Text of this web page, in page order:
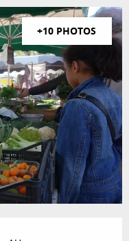
+10 PHOTOS